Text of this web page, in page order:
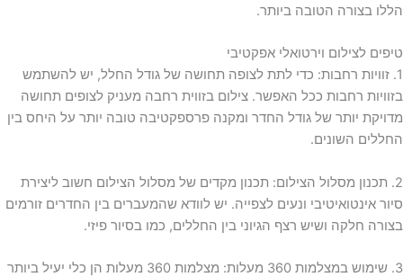
הללו בצורה הטובה ביותר.
טיפים לצילום וירטואלי אפקטיבי
1. זוויות רחבות: כדי לתת לצופה תחושה של גודל החלל, יש להשתמש
בזוויות רחבות ככל האפשר. צילום בזווית רחבה מעניק לצופים תחושה
מדויקת יותר של גודל החדר ומקנה פרספקטיבה טובה יותר על היחס בין
החללים השונים.
2. תכנון מסלול הצילום: תכנון מקדים של מסלול הצילום חשוב ליצירת
סיור אינטואיטיבי ונעים לצפייה. יש לוודא שהמעברים בין החדרים זורמים
בצורה חלקה ושיש רצף הגיוני בין החללים, כמו בסיור פיזי.
3. שימוש במצלמות 360 מעלות: מצלמות 360 מעלות הן כלי יעיל ביותר